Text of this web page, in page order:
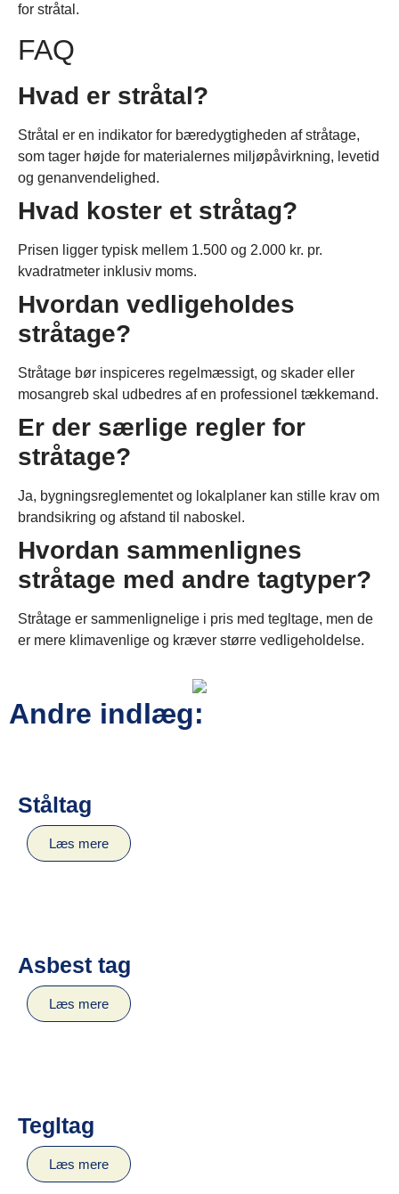
for stråtal.
FAQ
Hvad er stråtal?
Stråtal er en indikator for bæredygtigheden af stråtage,
som tager højde for materialernes miljøpåvirkning, levetid
og genanvendelighed.
Hvad koster et stråtag?
Prisen ligger typisk mellem 1.500 og 2.000 kr. pr.
kvadratmeter inklusiv moms.
Hvordan vedligeholdes
stråtage?
Stråtage bør inspiceres regelmæssigt, og skader eller
mosangreb skal udbedres af en professionel tækkemand.
Er der særlige regler for
stråtage?
Ja, bygningsreglementet og lokalplaner kan stille krav om
brandsikring og afstand til naboskel.
Hvordan sammenlignes
stråtage med andre tagtyper?
Stråtage er sammenlignelige i pris med tegltage, men de
er mere klimavenlige og kræver større vedligeholdelse.
Andre indlæg:
Ståltag
Læs mere
Asbest tag
Læs mere
Tegltag
Læs mere